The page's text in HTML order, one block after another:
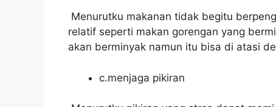
Menurutku makanan tidak begitu
relatif seperti makan gorengan yang
akan berminyak namun itu bisa di atasi
c.menjaga pikiran